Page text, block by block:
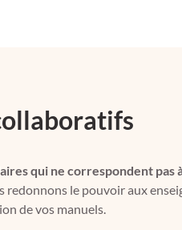
qui ne correspondent pas
redonnons le pouvoir aux
de vos manuels.